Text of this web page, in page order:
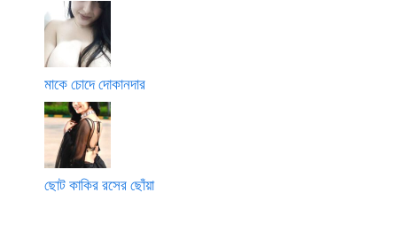
মাকে চোদে দোকানদার
ছোট কাকির রসের ছোঁয়া